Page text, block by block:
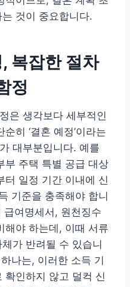
것이 중요합니다.
복잡한 절차
정
은 생각보다 세부적인
히 ‘결혼 예정’이라는
대부분입니다. 예를
부 주택 특별 공급 대상
터 일정 기간 이내에 신
기준을 충족해야 합니
여명세서, 원천징수
해야 하는데, 이때 서류
가 반려될 수 있습니
나는, 이러한 소득 기
확인하지 않고 덜컥 신